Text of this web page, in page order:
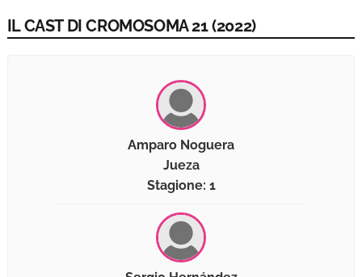
IL CAST DI CROMOSOMA 21 (2022)
Amparo Noguera
Jueza
Stagione: 1